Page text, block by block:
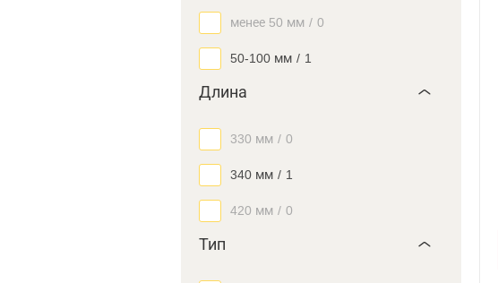
менее 50 мм / 0
50-100 мм / 1
Длина
330 мм / 0
340 мм / 1
420 мм / 0
Тип